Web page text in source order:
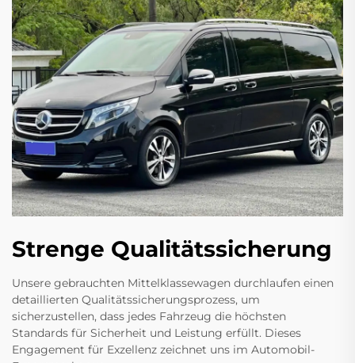
Strenge Qualitätssicherung
Unsere gebrauchten Mittelklassewagen durchlaufen einen
detaillierten Qualitätssicherungsprozess, um
sicherzustellen, dass jedes Fahrzeug die höchsten
Standards für Sicherheit und Leistung erfüllt. Dieses
Engagement für Exzellenz zeichnet uns im Automobil-